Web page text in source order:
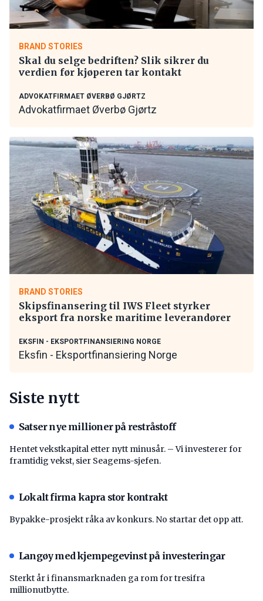
BRAND STORIES
Skal du selge bedriften? Slik sikrer du
verdien før kjøperen tar kontakt
ADVOKATFIRMAET ØVERBØ GJØRTZ
Advokatfirmaet Øverbø Gjørtz
BRAND STORIES
Skipsfinansering til IWS Fleet styrker
eksport fra norske maritime leverandører
EKSFIN - EKSPORTFINANSIERING NORGE
Eksfin - Eksportfinansiering Norge
Siste nytt
Satser nye millioner på restråstoff
Hentet vekstkapital etter nytt minusår. – Vi investerer for
framtidig vekst, sier Seagems-sjefen.
Lokalt firma kapra stor kontrakt
Bypakke-prosjekt råka av konkurs. No startar det opp att.
Langøy med kjempegevinst på investeringar
Sterkt år i finansmarknaden ga rom for tresifra
millionutbytte.